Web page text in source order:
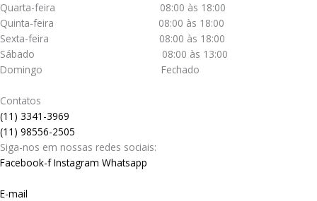
Quarta-feira 08:00 às 18:00
Quinta-feira 08:00 às 18:00
Sexta-feira 08:00 às 18:00
Sábado 08:00 às 13:00
Domingo Fechado
Contatos
(11) 3341-3969
(11) 98556-2505
Siga-nos em nossas redes sociais:
Facebook-fInstagram Whatsapp
E-mail